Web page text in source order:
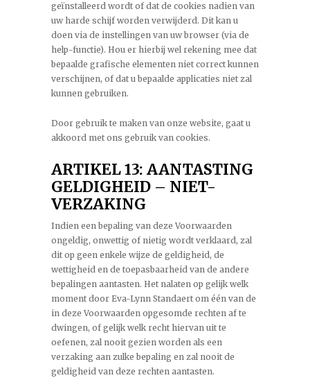
geïnstalleerd wordt of dat de cookies nadien van
uw harde schijf worden verwijderd. Dit kan u
doen via de instellingen van uw browser (via de
help-functie). Hou er hierbij wel rekening mee dat
bepaalde grafische elementen niet correct kunnen
verschijnen, of dat u bepaalde applicaties niet zal
kunnen gebruiken.
Door gebruik te maken van onze website, gaat u
akkoord met ons gebruik van cookies.
ARTIKEL 13: AANTASTING
GELDIGHEID – NIET-
VERZAKING
Indien een bepaling van deze Voorwaarden
ongeldig, onwettig of nietig wordt verklaard, zal
dit op geen enkele wijze de geldigheid, de
wettigheid en de toepasbaarheid van de andere
bepalingen aantasten. Het nalaten op gelijk welk
moment door Eva-Lynn Standaert om één van de
in deze Voorwaarden opgesomde rechten af te
dwingen, of gelijk welk recht hiervan uit te
oefenen, zal nooit gezien worden als een
verzaking aan zulke bepaling en zal nooit de
geldigheid van deze rechten aantasten.